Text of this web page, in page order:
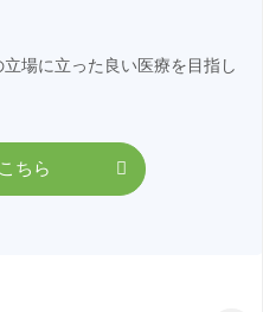
場に立った良い医療を目指し
ちら